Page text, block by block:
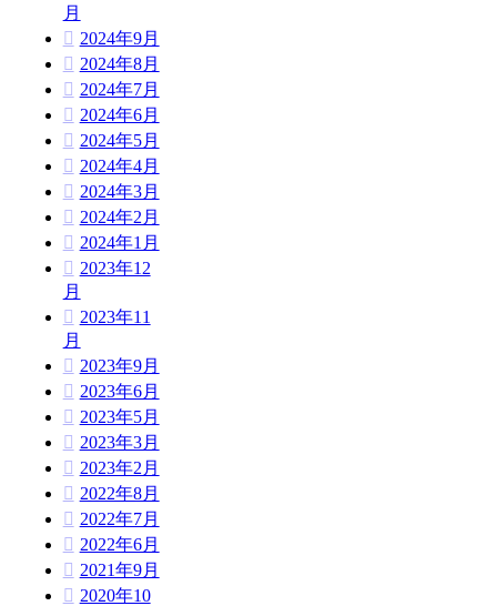
月
2024年9月
2024年8月
2024年7月
2024年6月
2024年5月
2024年4月
2024年3月
2024年2月
2024年1月
2023年12
月
2023年11
月
2023年9月
2023年6月
2023年5月
2023年3月
2023年2月
2022年8月
2022年7月
2022年6月
2021年9月
2020年10